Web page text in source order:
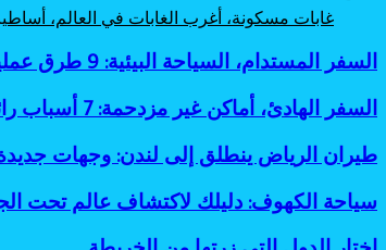
غابات مسكونة، أغرب الغابات في العالم،
السفر
المستدام،
السياحة
البيئية:
طرق
وفعالة
البصمة
السفر المستدام، السياحة البيئية: 9 طرق عملية وفعالة لتقليل البصمة الكربونية
السفر
الهادئ،
أماكن
غير
7
السفر الهادئ، أماكن غير مزدحمة: 7 أسباب رائعة لانتشاره
طيران
الرياض
ينطلق
إلى
لندن:
طيران الرياض ينطلق إلى لندن: وجهات جديدة
سياحة
الكهوف:
دليلك
سياحة الكهوف: دليلك لاكتشاف عالم تحت
اختار